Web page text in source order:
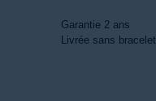
Garantie 2 ans
Livrée sans bracelet